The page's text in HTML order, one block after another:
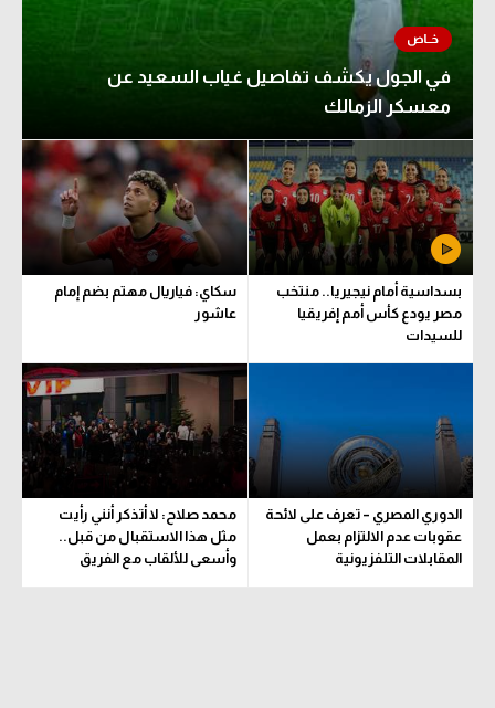
في الجول يكشف تفاصيل غياب السعيد عن
معسكر الزمالك
بسداسية أمام نيجيريا.. منتخب
مصر يودع كأس أمم إفريقيا
للسيدات
سكاي: فياريال مهتم بضم إمام
عاشور
الدوري المصري – تعرف على لائحة
عقوبات عدم الالتزام بعمل
المقابلات التلفزيونية
محمد صلاح: لا أتذكر أنني رأيت
مثل هذا الاستقبال من قبل..
وأسعى للألقاب مع الفريق